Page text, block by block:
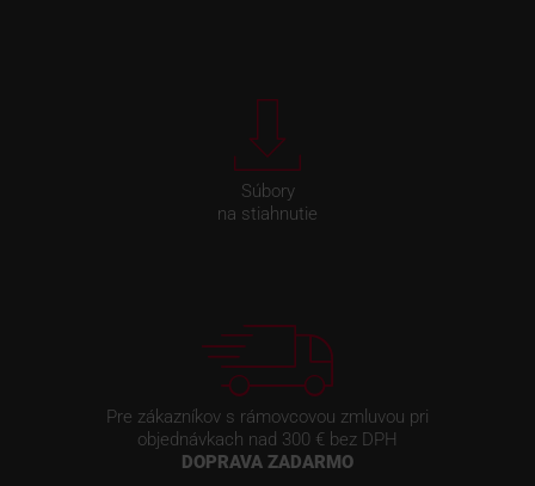
Súbory
na stiahnutie
Pre zákazníkov s rámovcovou zmluvou pri
objednávkach nad 300 € bez DPH
DOPRAVA ZADARMO